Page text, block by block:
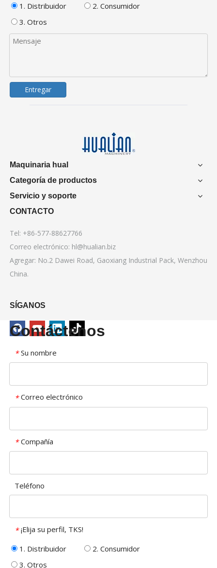
1. Distribuidor
2. Consumidor
3. Otros
Entregar
Maquinaria hual
Categoría de productos
Servicio y soporte
CONTACTO
Tel: +86-577-88627766
Correo electrónico: hl@hualian.biz
Agregar: No.2 Dawei Road, Gaoxiang Industrial Pack, Wenzhou
China.
SÍGANOS
Contáctenos
* Su nombre
* Correo electrónico
* Compañía
Teléfono
* ¡Elija su perfil, TKS!
1. Distribuidor
2. Consumidor
3. Otros